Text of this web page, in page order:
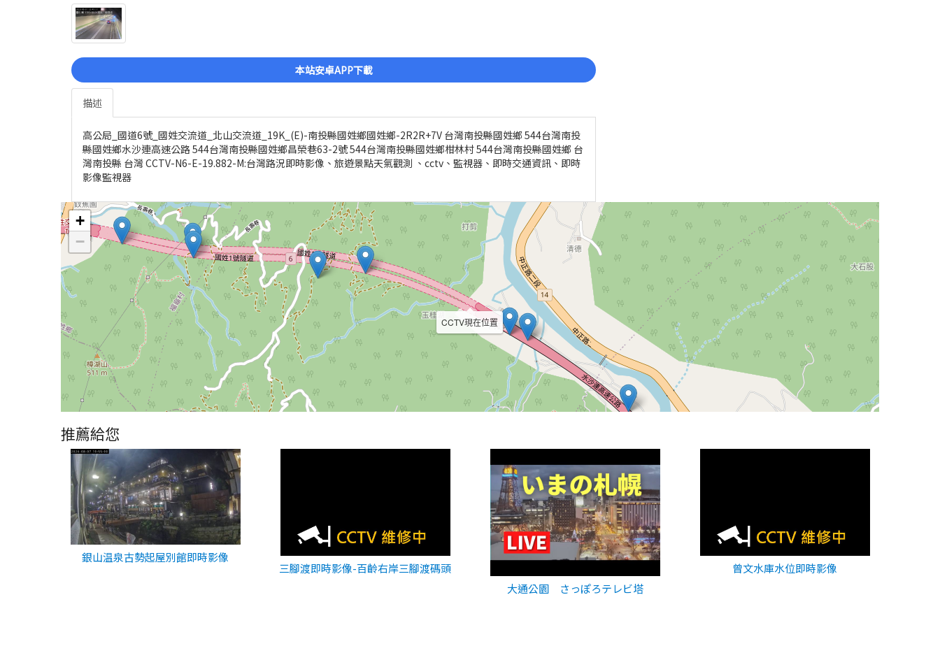
本站安卓APP下載
描述
高公局_國道6號_國姓交流道_北山交流道_19K_(E)-南投縣國姓鄉國姓鄉-2R2R+7V 台灣南投縣國姓鄉 544台灣南投
縣國姓鄉水沙連高速公路 544台灣南投縣國姓鄉昌榮巷63-2號 544台灣南投縣國姓鄉柑林村 544台灣南投縣國姓鄉 台
灣南投縣 台灣 CCTV-N6-E-19.882-M:台灣路況即時影像、旅遊景點天氣觀測 、cctv、監視器、即時交通資訊、即時
影像監視器
CCTV現在位置
+
−
推薦給您
銀山温泉古勢起屋別館即時影像
三腳渡即時影像-百齡右岸三腳渡碼頭
大通公園 さっぽろテレビ塔
曾文水庫水位即時影像